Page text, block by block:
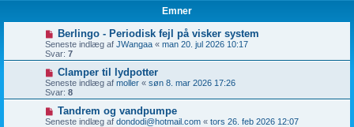
Emner
Berlingo - Periodisk fejl på visker system
Seneste indlæg af JWangaa « man 20. jul 2026 10:17
Svar: 7
Clamper til lydpotter
Seneste indlæg af moller « søn 8. mar 2026 17:26
Svar: 8
Tandrem og vandpumpe
Seneste indlæg af dondodi@hotmail.com « tors 26. feb 2026 12:07